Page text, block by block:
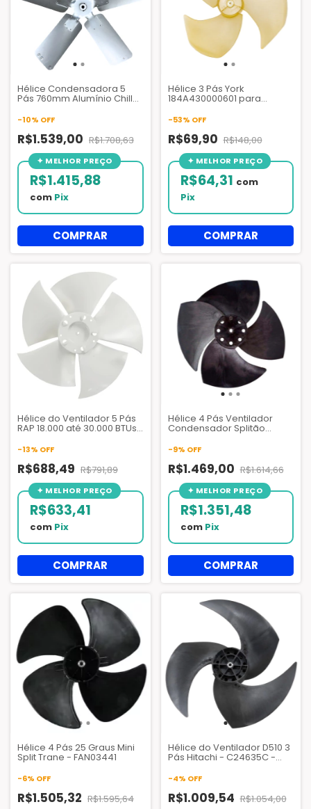
Hélice Condensadora 5
Pás 760mm Alumínio Chiller
FAN02143 - X38010383010
-10% OFF
R$1.539,00 R$1.708,63
R$1.415,88
com Pix
Hélice 3 Pás York
184A430000601 para
Condensadora HVAC
-53% OFF
R$69,90 R$148,00
R$64,31 com
Pix
Hélice do Ventilador 5 Pás
RAP 18.000 até 30.000 BTUs
-13% OFF
R$688,49 R$791,89
R$633,41
com Pix
Hélice 4 Pás Ventilador
Condensador Splitão
Hitachi - HLB2828A
-9% OFF
R$1.469,00 R$1.614,66
R$1.351,48
com Pix
Hélice 4 Pás 25 Graus Mini
Split Trane - FAN03441
-6% OFF
R$1.505,32 R$1.595,64
Hélice do Ventilador D510 3
Pás Hitachi - C24635C -
-4% OFF
R$1.009,54 R$1.054,00